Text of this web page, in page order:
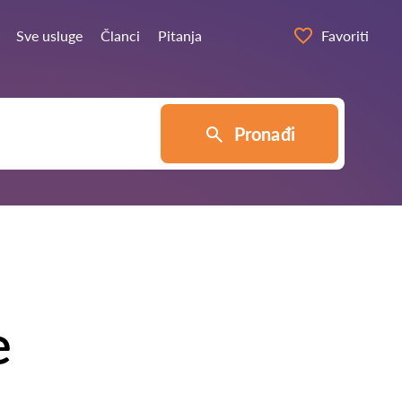
Sve usluge Članci Pitanja Favoriti
Pronađi